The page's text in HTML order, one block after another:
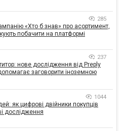
285
«Хто б знав» про асортимент,
побачити на платформі
237
нове дослідження від Preply
заговорити іноземною
1044
як цифрові двійники покупців
дослідження